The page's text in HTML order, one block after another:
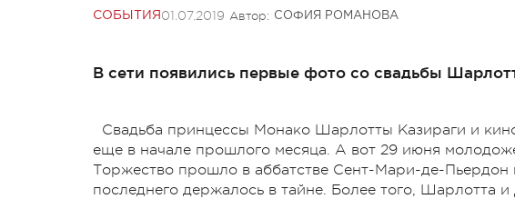
СОБЫТИЯ 01.07.2019 Автор: СОФИЯ РОМАНОВА
В сети появились первые фото со свадьбы
Свадьба принцессы Монако Шарлотты Казираги и
еще в начале прошлого месяца. А вот 29 июня
Торжество прошло в аббатстве Сент-Мари-де-Пьердон
последнего держалось в тайне. Более того, Шарлотта